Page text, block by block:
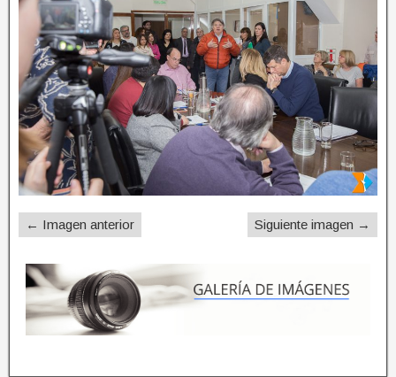
← Imagen anterior Siguiente imagen →